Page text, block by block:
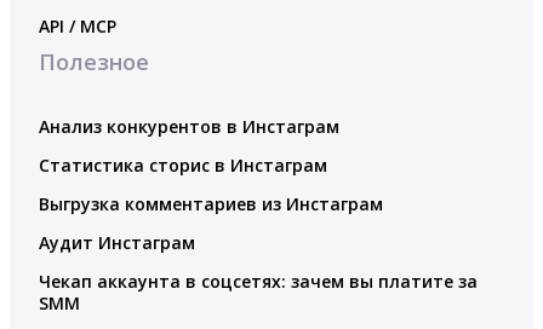
API / MCP
Полезное
Анализ конкурентов в Инстаграм
Статистика сторис в Инстаграм
Выгрузка комментариев из Инстаграм
Аудит Инстаграм
Чекап аккаунта в соцсетях: зачем вы платите за
SMM